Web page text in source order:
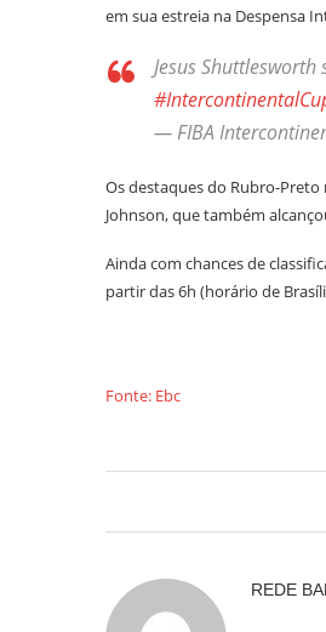
em sua estreia na Despensa
Jesus
— FIBA
Os destaques do Rubro-
Johnson, que também
Ainda com chances de
partir das 6h (horário de
Fonte: Ebc
REDE